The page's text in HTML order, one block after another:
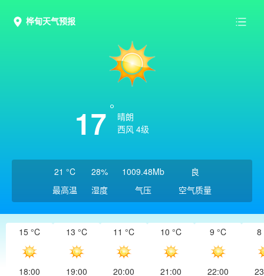
桦甸天气预报
17
晴朗
西风 4级
21 °C
最高温
28%
湿度
1009.48Mb
气压
良
空气质量
15 °C
18:00
13 °C
19:00
11 °C
20:00
10 °C
21:00
9 °C
22:00
8